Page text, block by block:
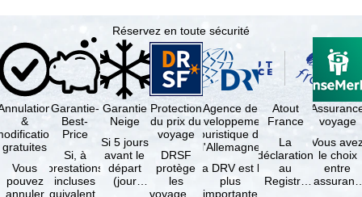
Réservez en toute sécurité
&
gratuites
Vous
pouvez
annuler
Garantie-
Best-
Price
Si, à
prestations
incluses
équivalentes
Garantie
Neige
Si 5 jours
avant le
départ
(jour
d'arrivée),
Protection
du prix du
voyage
DRSF
protège
les
voyageurs
Agence de
développement
touristique de
l'Allemagne
La DRV est la
plus
importante
Atout
France
La
déclaration
au
Registre
voyage
Vous
le choix
entre